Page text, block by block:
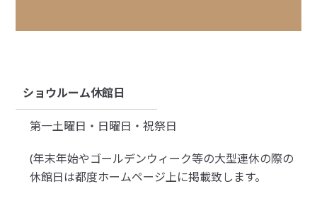
ショウルーム休館日
第一土曜日・日曜日・祝祭日
(年末年始やゴールデンウィーク等の大型連休の際の
休館日は都度ホームページ上に掲載致します。